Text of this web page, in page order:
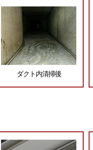
ダクト内清掃後